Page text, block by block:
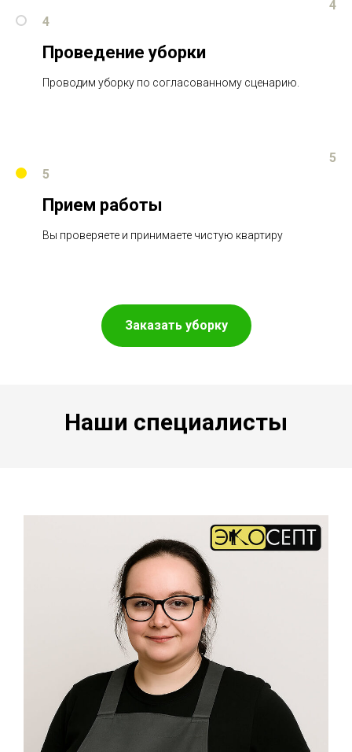
4
4
Проведение уборки
Проводим уборку по согласованному сценарию.
5
5
Прием работы
Вы проверяете и принимаете чистую квартиру
Заказать уборку
Наши специалисты